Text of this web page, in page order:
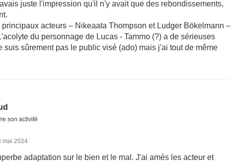
juste l'impression qu'il n'y avait que des rebondissements,
acteurs – Nikeaata Thompson et Ludger Bökelmann –
du personnage de Lucas - Tammo (?) a de sérieuses
suis sûrement pas le public visé (ado) mais j'ai tout de même
son activité
mai 2024
adaptation sur le bien et le mal. J'ai amés les acteur et